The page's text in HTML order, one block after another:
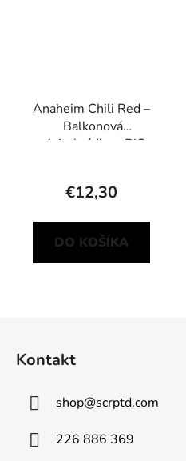
Anaheim Chili Red –
Balkonová
minizahrádka s BIO
€12,30
DO KOŠÍKA
Kontakt
shop@scrptd.com
226 886 369